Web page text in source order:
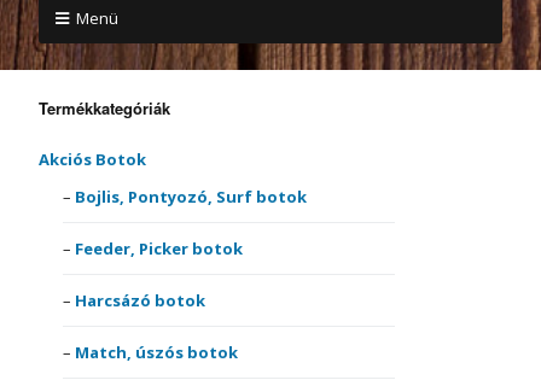
Menü
Termékkategóriák
Akciós Botok
Bojlis, Pontyozó, Surf botok
Feeder, Picker botok
Harcsázó botok
Match, úszós botok